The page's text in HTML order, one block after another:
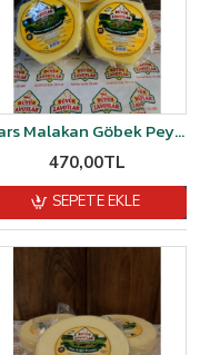
Kars Malakan Göbek Peyniri Şirden Mayalı 1 kg
470,00TL
SEPETE EKLE